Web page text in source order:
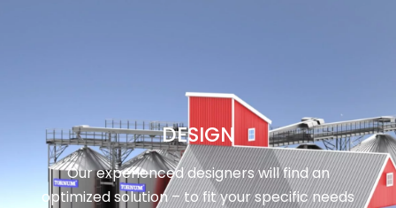
DESIGN
Our experienced designers will find an
optimized solution – to fit your specific needs